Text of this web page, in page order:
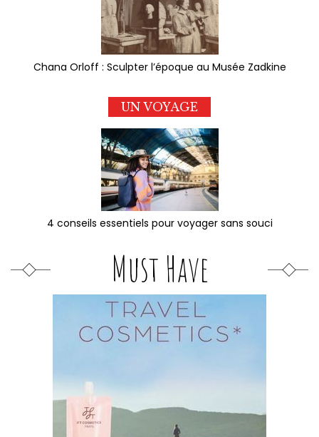
Chana Orloff : Sculpter l’époque au Musée Zadkine
UN VOYAGE
4 conseils essentiels pour voyager sans souci
Must Have